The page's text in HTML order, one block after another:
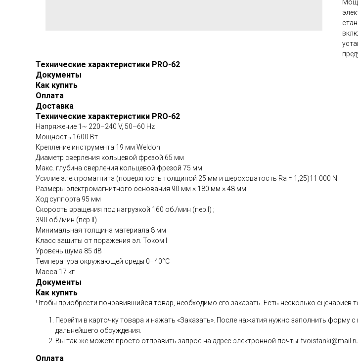
Технические характеристики PRO-62
Документы
Как купить
Оплата
Доставка
Технические характеристики PRO-62
Напряжение 1~ 220–240 V, 50–60 Hz
Мощность 1600 Вт
Крепление инструмента 19 мм Weldon
Диаметр сверления кольцевой фрезой 65 мм
Макс. глубина сверления кольцевой фрезой 75 мм
Усилие электромагнита (поверхность толщиной 25 мм и шероховатость Ra = 1,25)11 000 N
Размеры электромагнитного основания 90 мм × 180 мм × 48 мм
Ход суппорта 95 мм
Скорость вращения под нагрузкой 160 об./мин (пер.I) ;
390 об./мин (пер.II)
Минимальная толщина материала 8 мм
Класс защиты от поражения эл. Током I
Уровень шума 85 dB
Температура окружающей среды 0–40°C
Масса 17 кг
Документы
Как купить
Чтобы приобрести понравившийся товар, необходимо его заказать. Есть несколько сценариев
Перейти в карточку товара и нажать «Заказать». После нажатия нужно заполнить форму
дальнейшего обсуждения.
Вы так-же можете просто отправить запрос на адрес электронной почты: tvoistanki@mail.ru
Оплата